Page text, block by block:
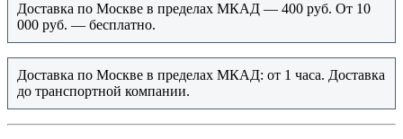
Доставка по Москве в пределах МКАД — 400 руб. От 10
000 руб. — бесплатно.
Доставка по Москве в пределах МКАД: от 1 часа. Доставка
до транспортной компании.